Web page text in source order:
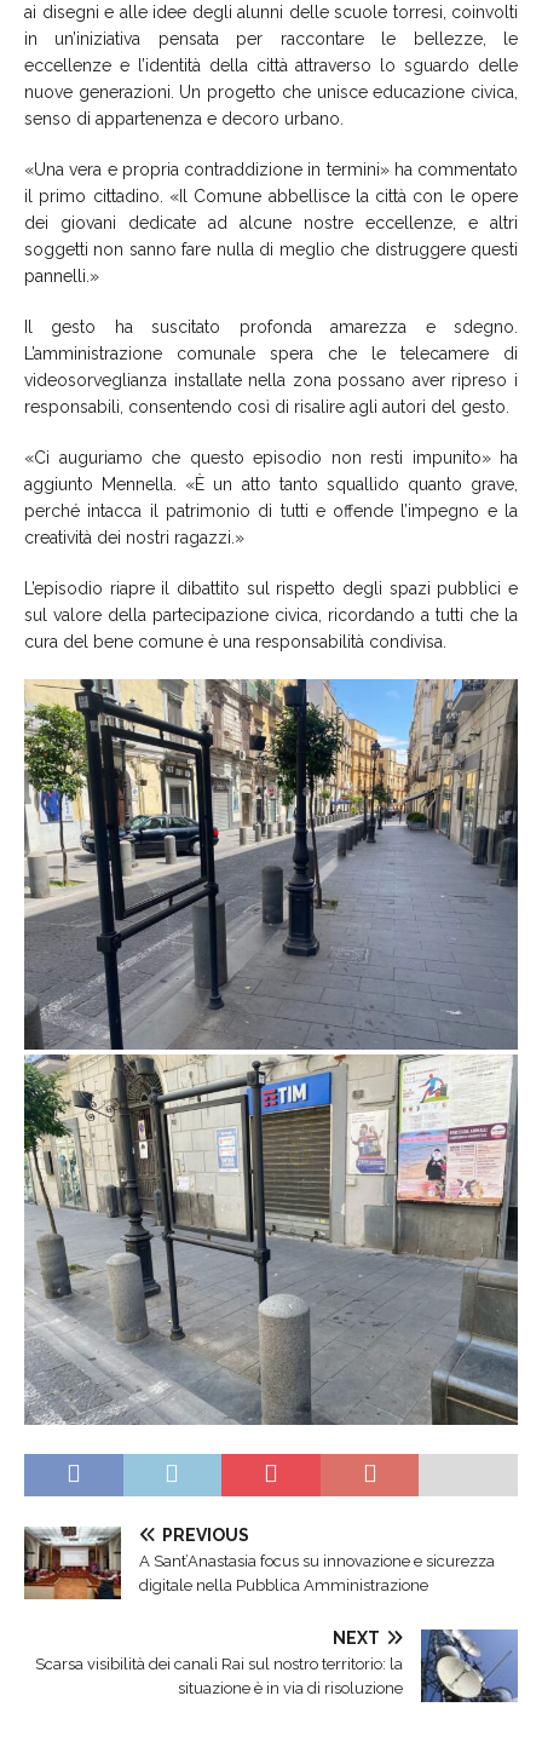
ai disegni e alle idee degli alunni delle scuole torresi, coinvolti
in un’iniziativa pensata per raccontare le bellezze, le
eccellenze e l’identità della città attraverso lo sguardo delle
nuove generazioni. Un progetto che unisce educazione civica,
senso di appartenenza e decoro urbano.
«Una vera e propria contraddizione in termini» ha commentato
il primo cittadino. «Il Comune abbellisce la città con le opere
dei giovani dedicate ad alcune nostre eccellenze, e altri
soggetti non sanno fare nulla di meglio che distruggere questi
pannelli.»
Il gesto ha suscitato profonda amarezza e sdegno.
L’amministrazione comunale spera che le telecamere di
videosorveglianza installate nella zona possano aver ripreso i
responsabili, consentendo così di risalire agli autori del gesto.
«Ci auguriamo che questo episodio non resti impunito» ha
aggiunto Mennella. «È un atto tanto squallido quanto grave,
perché intacca il patrimonio di tutti e offende l’impegno e la
creatività dei nostri ragazzi.»
L’episodio riapre il dibattito sul rispetto degli spazi pubblici e
sul valore della partecipazione civica, ricordando a tutti che la
cura del bene comune è una responsabilità condivisa.
PREVIOUS
A Sant’Anastasia focus su innovazione e sicurezza
digitale nella Pubblica Amministrazione
NEXT
Scarsa visibilità dei canali Rai sul nostro territorio: la
situazione è in via di risoluzione